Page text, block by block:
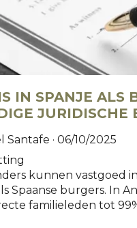
IN SPANJE ALS
JURIDISCHE
Santafe · 06/10/2025
kunnen vastgoed
Spaanse burgers. In
familieleden tot